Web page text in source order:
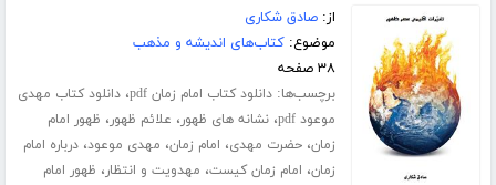
از:صادق شکاری
موضوع:کتاب‌های اندیشه و مذهب
۳۸ صفحه
برچسب‌ها:دانلود کتاب امام زمان pdf ،دانلود کتاب مهدی
موعود pdf
،نشانه های ظهور، علائم ظهور، ظهور امام
زمان،حضرت مهدی، امام زمان، مهدی موعود،درباره امام
زمان، امام زمان کیست، مهدویت و انتظار، ظهور امام